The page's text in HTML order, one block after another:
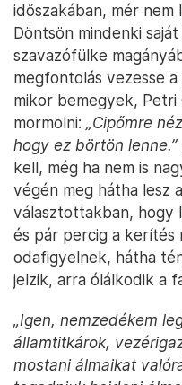
időszakában, mér nem
Döntsön mindenki
szavazófülke
megfontolás vezesse
mikor bemegyek,
mormolni: „Cipőmre
hogy ez börtön lenne.”
kell, még ha nem is
végén meg hátha lesz
választottakban, hogy
és pár percig a kerítés
odafigyelnek, hátha
jelzik, arra ólálkodik a
„Igen, nemzedékem
államtitkárok,
mostani álmaikat